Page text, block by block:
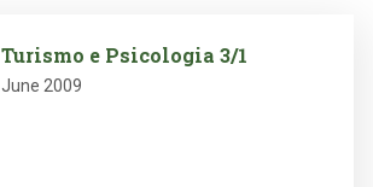
Turismo e Psicologia 3/1
June 2009